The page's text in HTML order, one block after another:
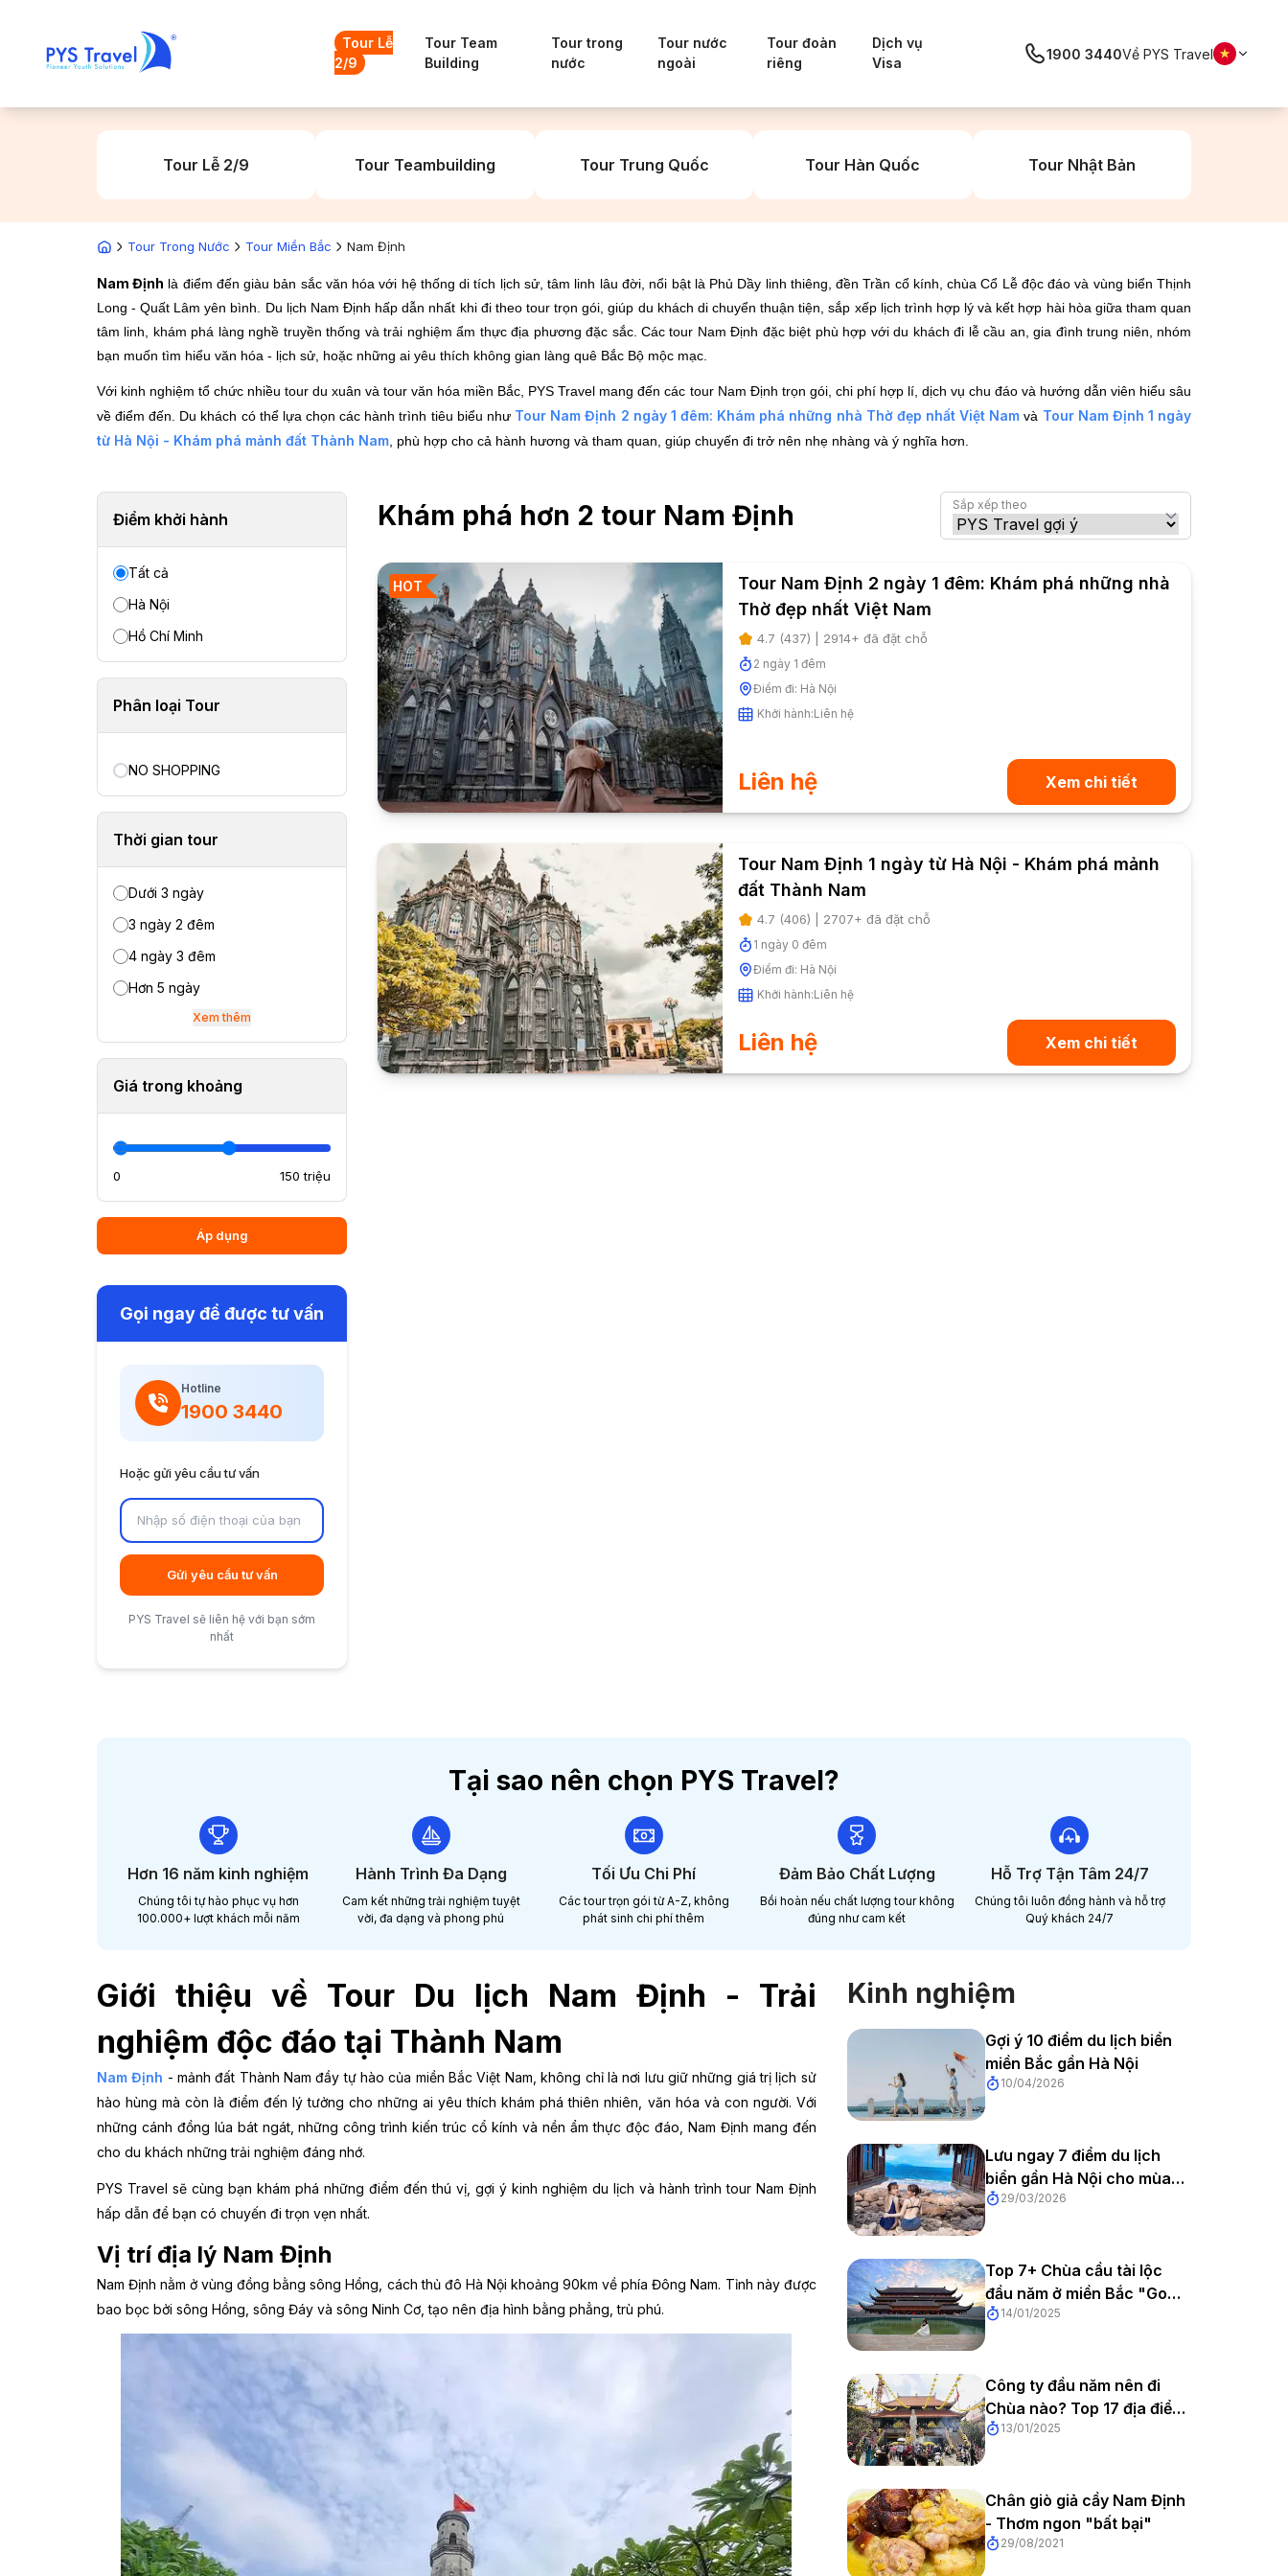
Tour Lễ
2/9
Tour Team
Building
Tour trong
nước
Tour nước
ngoài
Tour đoàn
riêng
Dịch vụ
Visa
1900 3440Về PYS Travel
Tour Lễ 2/9 Tour Teambuilding Tour Trung Quốc Tour Hàn Quốc Tour Nhật Bản
Tour Trong Nước Tour Miền Bắc Nam Định
Nam Định là điểm đến giàu bản sắc văn hóa với hệ thống di tích lịch sử, tâm linh lâu đời, nổi bật là Phủ Dầy linh thiêng, đền Trần cổ kính, chùa Cổ Lễ độc đáo và vùng biển Thịnh
Long - Quất Lâm yên bình. Du lịch Nam Định hấp dẫn nhất khi đi theo tour trọn gói, giúp du khách di chuyển thuận tiện, sắp xếp lịch trình hợp lý và kết hợp hài hòa giữa tham quan
tâm linh, khám phá làng nghề truyền thống và trải nghiệm ẩm thực địa phương đặc sắc. Các tour Nam Định đặc biệt phù hợp với du khách đi lễ cầu an, gia đình trung niên, nhóm
bạn muốn tìm hiểu văn hóa - lịch sử, hoặc những ai yêu thích không gian làng quê Bắc Bộ mộc mạc.
Với kinh nghiệm tổ chức nhiều tour du xuân và tour văn hóa miền Bắc, PYS Travel mang đến các tour Nam Định trọn gói, chi phí hợp lí, dịch vụ chu đáo và hướng dẫn viên hiểu sâu
về điểm đến. Du khách có thể lựa chọn các hành trình tiêu biểu nhưTour Nam Định 2 ngày 1 đêm: Khám phá những nhà Thờ đẹp nhất Việt Nam và Tour Nam Định 1 ngày
từ Hà Nội - Khám phá mảnh đất Thành Nam, phù hợp cho cả hành hương và tham quan, giúp chuyến đi trở nên nhẹ nhàng và ý nghĩa hơn.
Điểm khởi hành
Tất cả
Hà Nội
Hồ Chí Minh
Phân loại Tour
NO SHOPPING
Thời gian tour
Dưới 3 ngày
3 ngày 2 đêm
4 ngày 3 đêm
Hơn 5 ngày
Xem thêm
Giá trong khoảng
0 150 triệu
Áp dụng
Gọi ngay để được tư vấn
Hotline
1900 3440
Hoặc gửi yêu cầu tư vấn
Gửi yêu cầu tư vấn
PYS Travel sẽ liên hệ với bạn sớm
nhất
Khám phá hơn 2 tour Nam Định Sắp xếp theo
HOT
Tour Nam Định 2 ngày 1 đêm: Khám phá những nhà
Thờ đẹp nhất Việt Nam
4.7 (437) | 2914+ đã đặt chỗ
2 ngày 1 đêm
Điểm đi: Hà Nội
Khởi hành:Liên hệ
Liên hệ Xem chi tiết
Tour Nam Định 1 ngày từ Hà Nội - Khám phá mảnh
đất Thành Nam
4.7 (406) | 2707+ đã đặt chỗ
1 ngày 0 đêm
Điểm đi: Hà Nội
Khởi hành:Liên hệ
Liên hệ Xem chi tiết
Tại sao nên chọn PYS Travel?
Hơn 16 năm kinh nghiệm
Chúng tôi tự hào phục vụ hơn
100.000+ lượt khách mỗi năm
Hành Trình Đa Dạng
Cam kết những trải nghiệm tuyệt
vời, đa dạng và phong phú
Tối Ưu Chi Phí
Các tour trọn gói từ A-Z, không
phát sinh chi phí thêm
Đảm Bảo Chất Lượng
Bồi hoàn nếu chất lượng tour không
đúng như cam kết
Hỗ Trợ Tận Tâm 24/7
Chúng tôi luôn đồng hành và hỗ trợ
Quý khách 24/7
Giới thiệu về Tour Du lịch Nam Định - Trải
nghiệm độc đáo tại Thành Nam
Nam Định - mảnh đất Thành Nam đầy tự hào của miền Bắc Việt Nam, không chỉ là nơi lưu giữ những giá trị lịch sử
hào hùng mà còn là điểm đến lý tưởng cho những ai yêu thích khám phá thiên nhiên, văn hóa và con người. Với
những cánh đồng lúa bát ngát, những công trình kiến trúc cổ kính và nền ẩm thực độc đáo, Nam Định mang đến
cho du khách những trải nghiệm đáng nhớ.
PYS Travel sẽ cùng bạn khám phá những điểm đến thú vị, gợi ý kinh nghiệm du lịch và hành trình tour Nam Định
hấp dẫn để bạn có chuyến đi trọn vẹn nhất.
Vị trí địa lý Nam Định
Nam Định nằm ở vùng đồng bằng sông Hồng, cách thủ đô Hà Nội khoảng 90km về phía Đông Nam. Tỉnh này được
bao bọc bởi sông Hồng, sông Đáy và sông Ninh Cơ, tạo nên địa hình bằng phẳng, trù phú.
Kinh nghiệm
Gợi ý 10 điểm du lịch biển
miền Bắc gần Hà Nội
10/04/2026
Lưu ngay 7 điểm du lịch
biển gần Hà Nội cho mùa
hè vui hết nấc
29/03/2026
Top 7+ Chùa cầu tài lộc
đầu năm ở miền Bắc "Gom
Tài Lộc - Cầu Bình An"
14/01/2025
Công ty đầu năm nên đi
Chùa nào? Top 17 địa điểm
lễ chùa nổi tiếng khắp 3
miền
13/01/2025
Chân giò giả cầy Nam Định
- Thơm ngon "bất bại"
29/08/2021